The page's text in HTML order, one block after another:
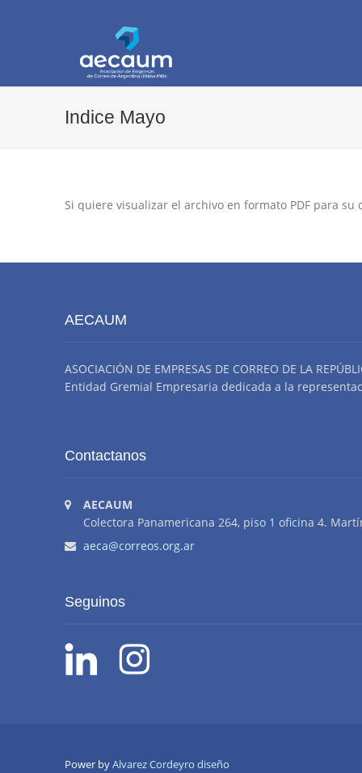
Indice Mayo
Si quiere visualizar el archivo en formato PDF para su
AECAUM
ASOCIACIÓN DE EMPRESAS DE CORREO DE LA
Entidad Gremial Empresaria dedicada a la
Contactanos
AECAUM
Colectora Panamericana 264, piso 1 oficina 4.
aeca@correos.org.ar
Seguinos
Power byAlvarez Cordeyro diseño